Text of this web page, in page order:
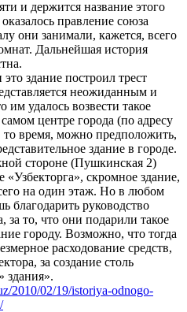
и держится название этого
правление союза
они занимали, кажется, всего
Дальнейшая история
здание построил трест
неожиданным и
им удалось возвести такое
центре города (по адресу
время, можно предположить,
здание в городе.
стороне (Пушкинская 2)
«Узбекторга», скромное здание,
на один этаж. Но в любом
благодарить руководство
за то, что они подарили такое
городу. Возможно, что тогда
расходование средств,
за создание столь
здания».
2010/02/19/istoriya-odnogo-